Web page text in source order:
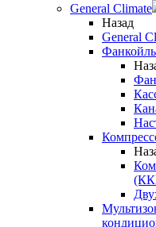
General Climate
Назад
General